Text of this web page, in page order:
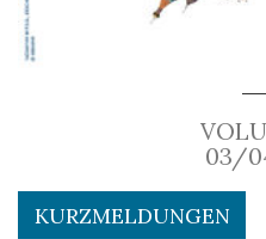
03/
KURZMELDUNGEN